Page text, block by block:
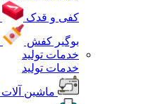
کفی و قدک
بوگیر کفش
خدمات تولید
خدمات تولید
ماشین آلات